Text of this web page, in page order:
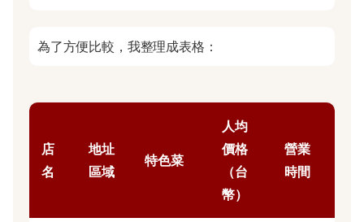
為了方便比較，我整理成表格：
店
名
地址
區域
特色菜
人均
價格
（台
幣）
營業
時間